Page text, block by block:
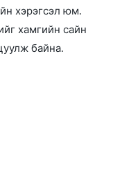
хэрэгсэл юм.
хамгийн сайн
байна.